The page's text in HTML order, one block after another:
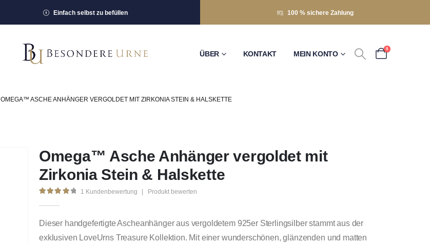
Einfach selbst zu befüllen 100 % sichere Zahlung
ÜBER KONTAKT MEIN KONTO
0
OMEGA™ ASCHE ANHÄNGER VERGOLDET MIT ZIRKONIA STEIN & HALSKETTE
Omega™ Asche Anhänger vergoldet mit
Zirkonia Stein & Halskette
1 Kundenbewertung Produkt bewerten
Dieser handgefertigte Ascheanhänger aus vergoldetem 925er Sterlingsilber stammt aus der
exklusiven LoveUrns Treasure Kollektion. Mit einer wunderschönen, glänzenden und matten